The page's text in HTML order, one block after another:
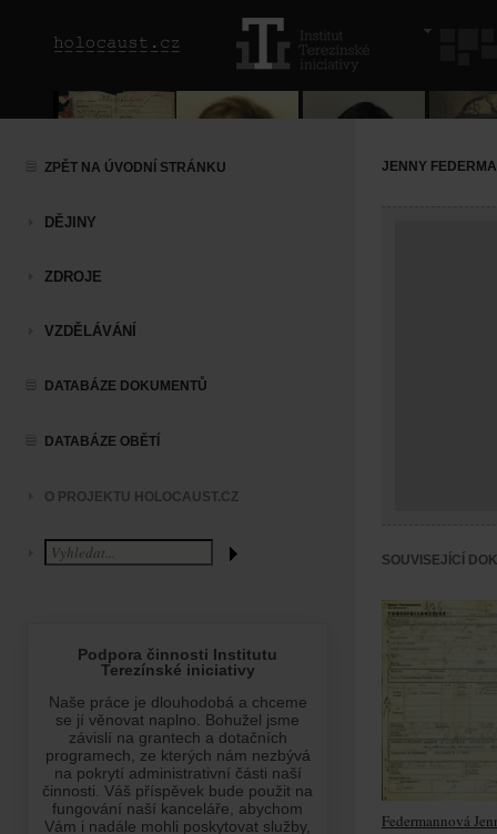
ZPĚT NA ÚVODNÍ STRÁNKU
DĚJINY
ZDROJE
VZDĚLÁVÁNÍ
DATABÁZE DOKUMENTŮ
DATABÁZE OBĚTÍ
O PROJEKTU HOLOCAUST.CZ
JENNY
SOUVISEJÍCÍ
Federmannová